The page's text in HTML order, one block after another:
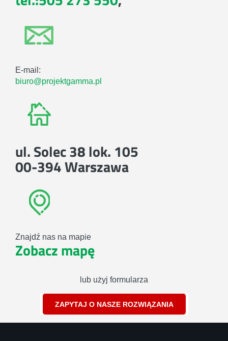
E-mail:
biuro@projektgamma.pl
ul. Solec 38 lok. 105
00-394 Warszawa
Znajdź nas na mapie
Zobacz mapę
lub użyj formularza
ZAPYTAJ O NASZE ROZWIĄZANIA